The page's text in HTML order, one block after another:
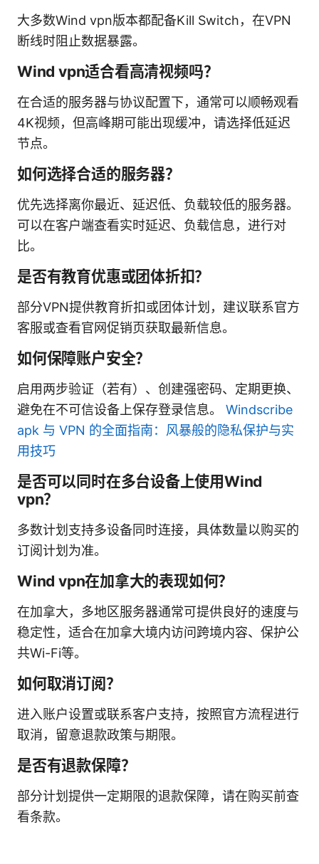
大多数Wind vpn版本都配备Kill Switch，在VPN
断线时阻止数据暴露。
Wind vpn适合看高清视频吗？
在合适的服务器与协议配置下，通常可以顺畅观看
4K视频，但高峰期可能出现缓冲，请选择低延迟
节点。
如何选择合适的服务器？
优先选择离你最近、延迟低、负载较低的服务器。
可以在客户端查看实时延迟、负载信息，进行对
比。
是否有教育优惠或团体折扣？
部分VPN提供教育折扣或团体计划，建议联系官方
客服或查看官网促销页获取最新信息。
如何保障账户安全？
启用两步验证（若有）、创建强密码、定期更换、
避免在不可信设备上保存登录信息。 Windscribe
apk 与 VPN 的全面指南：风暴般的隐私保护与实
用技巧
是否可以同时在多台设备上使用Wind
vpn？
多数计划支持多设备同时连接，具体数量以购买的
订阅计划为准。
Wind vpn在加拿大的表现如何？
在加拿大，多地区服务器通常可提供良好的速度与
稳定性，适合在加拿大境内访问跨境内容、保护公
共Wi-Fi等。
如何取消订阅？
进入账户设置或联系客户支持，按照官方流程进行
取消，留意退款政策与期限。
是否有退款保障？
部分计划提供一定期限的退款保障，请在购买前查
看条款。